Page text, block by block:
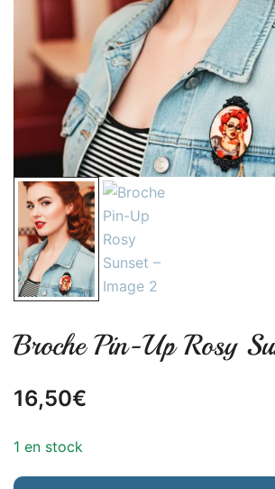
Broche Pin-Up Rosy
16,50€
1 en stock